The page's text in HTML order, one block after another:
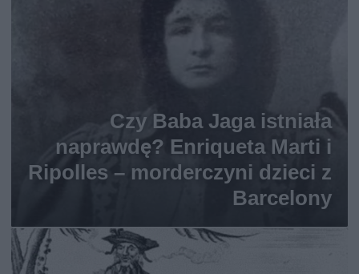
Czy Baba Jaga istniała
naprawdę? Enriqueta Marti i
Ripolles – morderczyni dzieci z
Barcelony